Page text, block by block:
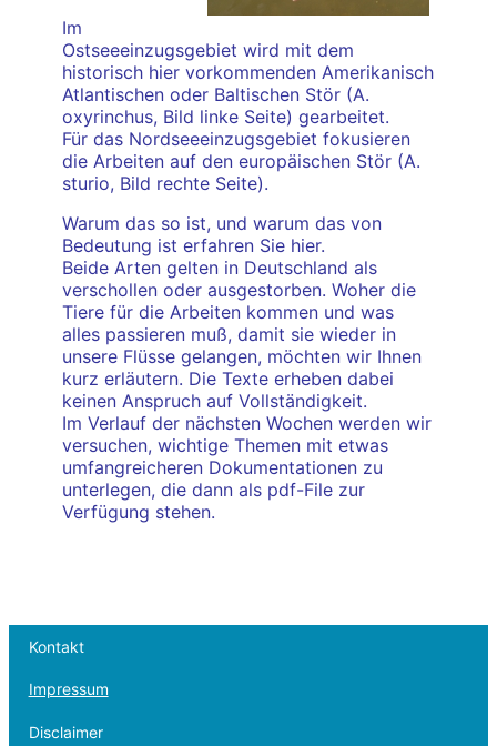
Im
Ostseeeinzugsgebiet wird mit dem
historisch hier vorkommenden Amerikanisch
Atlantischen oder Baltischen Stör (A.
oxyrinchus, Bild linke Seite) gearbeitet.
Für das Nordseeeinzugsgebiet fokusieren
die Arbeiten auf den europäischen Stör (A.
sturio, Bild rechte Seite).
Warum das so ist, und warum das von
Bedeutung ist erfahren Sie hier.
Beide Arten gelten in Deutschland als
verschollen oder ausgestorben. Woher die
Tiere für die Arbeiten kommen und was
alles passieren muß, damit sie wieder in
unsere Flüsse gelangen, möchten wir Ihnen
kurz erläutern. Die Texte erheben dabei
keinen Anspruch auf Vollständigkeit.
Im Verlauf der nächsten Wochen werden wir
versuchen, wichtige Themen mit etwas
umfangreicheren Dokumentationen zu
unterlegen, die dann als pdf-File zur
Verfügung stehen.
Kontakt
Impressum
Disclaimer